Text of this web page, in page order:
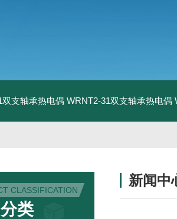
双支轴承热电偶 WRNT2-31双支轴承热电偶
CLASSIFICATION
类
新闻中